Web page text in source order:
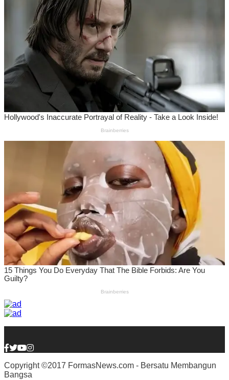
Copyright ©2017 FormasNews.com - Bersatu Membangun
Bangsa